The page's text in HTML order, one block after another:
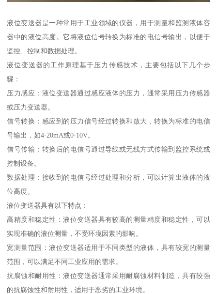
液位变送器是一种常用于工业领域的仪器，用于测量和监测液体容
器中的液位高度。它将液位信号转换为标准的电信号输出，以便于
监控、控制和数据处理。
液位变送器的工作原理基于压力传感技术，主要包括以下几个步
骤：
压力感应：液位变送器通过感应液体的压力，通常采用压力传感器
或压力变送器。
信号转换：感应到的压力信号经过转换和放大，转换为标准的电信
号输出，如4-20mA或0-10V。
信号传输：转换后的电信号通过导线或无线方式传输到监控系统或
控制设备。
数据处理：接收到的电信号经过处理和分析，可以计算出液体的液
位高度。
液位变送器具有以下特点：
高精度和稳定性：液位变送器具有较高的测量精度和稳定性，可以
实现准确的液位测量，不受环境因素的影响。
宽测量范围：液位变送器适用于不同类型的液体，具有较宽的测量
范围，可以满足不同工业应用的需求。
抗腐蚀和耐用性：液位变送器通常采用耐腐蚀材料制造，具有较强
的抗腐蚀性和耐用性，适用于恶劣的工业环境。